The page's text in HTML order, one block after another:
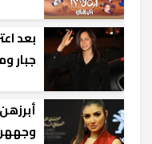
بعد
جبار